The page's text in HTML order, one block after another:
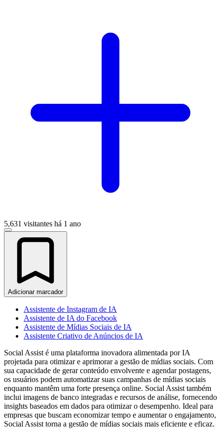
5,631 visitantes há 1 ano
Adicionar marcador
Assistente de Instagram de IA
Assistente de IA do Facebook
Assistente de Mídias Sociais de IA
Assistente Criativo de Anúncios de IA
Social Assist é uma plataforma inovadora alimentada por IA
projetada para otimizar e aprimorar a gestão de mídias sociais. Com
sua capacidade de gerar conteúdo envolvente e agendar postagens,
os usuários podem automatizar suas campanhas de mídias sociais
enquanto mantêm uma forte presença online. Social Assist também
inclui imagens de banco integradas e recursos de análise, fornecendo
insights baseados em dados para otimizar o desempenho. Ideal para
empresas que buscam economizar tempo e aumentar o engajamento,
Social Assist torna a gestão de mídias sociais mais eficiente e eficaz.